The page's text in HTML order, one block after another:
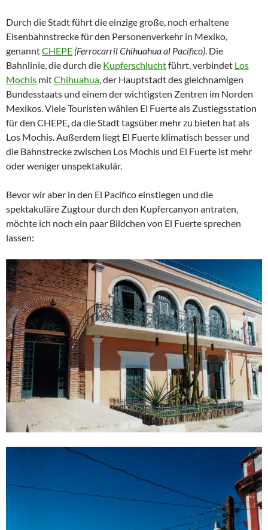
Durch die Stadt führt die einzige große, noch erhaltene
Eisenbahnstrecke für den Personenverkehr in Mexiko,
genanntCHEPE (Ferrocarril Chihuahua al Pacífico). Die
Bahnlinie, die durch die Kupferschluchtführt, verbindet Los
Mochis mitChihuahua, der Hauptstadt des gleichnamigen
Bundesstaats und einem der wichtigsten Zentren im Norden
Mexikos. Viele Touristen wählen El Fuerte als Zustiegsstation
für den CHEPE, da die Stadt tagsüber mehr zu bieten hat als
Los Mochis. Außerdem liegt El Fuerte klimatisch besser und
die Bahnstrecke zwischen Los Mochis und El Fuerte ist mehr
oder weniger unspektakulär.
Bevor wir aber in den El Pacifico einstiegen und die
spektakuläre Zugtour durch den Kupfercanyon antraten,
möchte ich noch ein paar Bildchen von El Fuerte sprechen
lassen: